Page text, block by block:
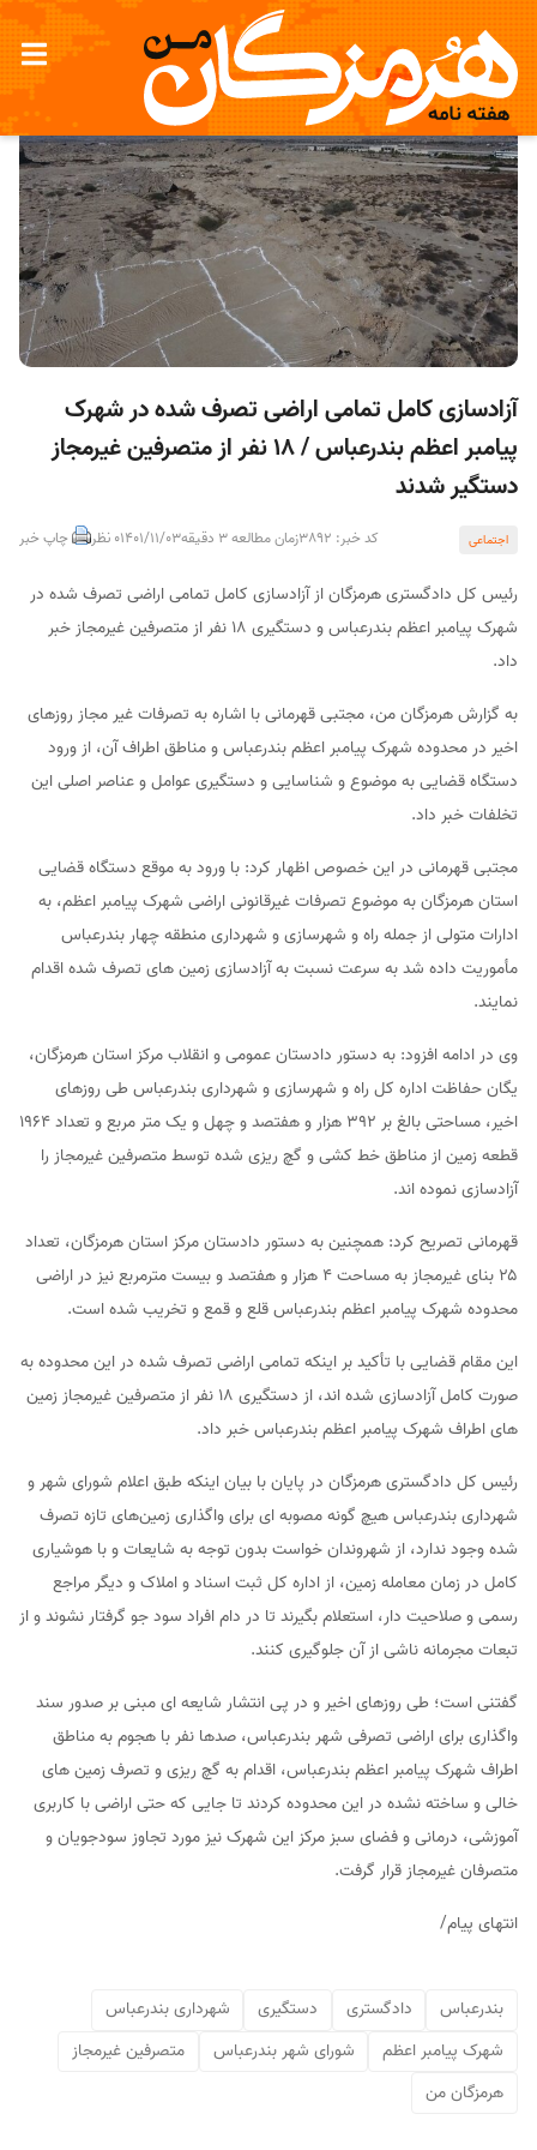
آزادسازی کامل تمامی اراضی تصرف شده در شهرک
پیامبر اعظم بندرعباس / ۱۸ نفر از متصرفین غیرمجاز
دستگیر شدند
اجتماعی کد خبر: 3892 زمان مطالعه 3 دقیقه 1401/11/030 نظر چاپ خبر
رئیس کل دادگستری هرمزگان از آزادسازی کامل تمامی اراضی تصرف شده در
شهرک پیامبر اعظم بندرعباس و دستگیری ۱۸ نفر از متصرفین غیرمجاز خبر
داد.
به گزارش هرمزگان من، مجتبی قهرمانی با اشاره به تصرفات غیر مجاز روزهای
اخیر در محدوده شهرک پیامبر اعظم بندرعباس و مناطق اطراف آن، از ورود
دستگاه قضایی به موضوع و شناسایی و دستگیری عوامل و عناصر اصلی این
تخلفات خبر داد.
مجتبی قهرمانی در این خصوص اظهار کرد: با ورود به موقع دستگاه قضایی
استان هرمزگان به موضوع تصرفات غیرقانونی اراضی شهرک پیامبر اعظم، به
ادارات متولی از جمله راه و شهرسازی و شهرداری منطقه چهار بندرعباس
مأموریت داده شد به سرعت نسبت به آزادسازی زمین های تصرف شده اقدام
نمایند.
وی در ادامه افزود: به دستور دادستان عمومی و انقلاب مرکز استان هرمزگان،
یگان حفاظت اداره کل راه و شهرسازی و شهرداری بندرعباس طی روزهای
اخیر، مساحتی بالغ بر ۳۹۲ هزار و هفتصد و چهل و یک متر مربع و تعداد ۱۹۶۴
قطعه زمین از مناطق خط کشی و گچ ریزی شده توسط متصرفین غیرمجاز را
آزادسازی نموده اند.
قهرمانی تصریح کرد: همچنین به دستور دادستان مرکز استان هرمزگان، تعداد
۲۵ بنای غیرمجاز به مساحت ۴ هزار و هفتصد و بیست مترمربع نیز در اراضی
محدوده شهرک پیامبر اعظم بندرعباس قلع و قمع و تخریب شده است.
این مقام قضایی با تأکید بر اینکه تمامی اراضی تصرف شده در این محدوده به
صورت کامل آزادسازی شده اند، از دستگیری ۱۸ نفر از متصرفین غیرمجاز زمین
های اطراف شهرک پیامبر اعظم بندرعباس خبر داد.
رئیس کل دادگستری هرمزگان در پایان با بیان اینکه طبق اعلام شورای شهر و
شهرداری بندرعباس هیچ گونه مصوبه ای برای واگذاری زمین‌های تازه تصرف
شده وجود ندارد، از شهروندان خواست بدون توجه به شایعات و با هوشیاری
کامل در زمان معامله زمین، از اداره کل ثبت اسناد و املاک و دیگر مراجع
رسمی و صلاحیت دار، استعلام بگیرند تا در دام افراد سود جو گرفتار نشوند و از
تبعات مجرمانه ناشی از آن جلوگیری کنند.
گفتنی است؛ طی روزهای اخیر و در پی انتشار شایعه ای مبنی بر صدور سند
واگذاری برای اراضی تصرفی شهر بندرعباس، صدها نفر با هجوم به مناطق
اطراف شهرک پیامبر اعظم بندرعباس، اقدام به گچ ریزی و تصرف زمین های
خالی و ساخته نشده در این محدوده کردند تا جایی که حتی اراضی با کاربری
آموزشی، درمانی و فضای سبز مرکز این شهرک نیز مورد تجاوز سودجویان و
متصرفان غیرمجاز قرار گرفت.
انتهای پیام/
بندرعباس دادگستری دستگیری
شهرداری بندرعباس
شهرک پیامبر اعظم
شورای شهر بندرعباس
متصرفین غیرمجاز
هرمزگان من